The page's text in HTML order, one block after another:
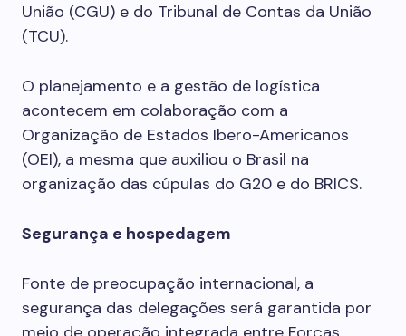
União (CGU) e do Tribunal de Contas da União
(TCU).
O planejamento e a gestão de logística
acontecem em colaboração com a
Organização de Estados Ibero-Americanos
(OEI), a mesma que auxiliou o Brasil na
organização das cúpulas do G20 e do BRICS.
Segurança e hospedagem
Fonte de preocupação internacional, a
segurança das delegações será garantida por